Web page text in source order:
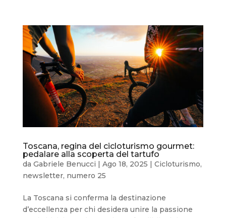
Toscana, regina del cicloturismo gourmet:
pedalare alla scoperta del tartufo
da Gabriele Benucci | Ago 18, 2025 | Cicloturismo,
newsletter, numero 25
La Toscana si conferma la destinazione
d’eccellenza per chi desidera unire la passione